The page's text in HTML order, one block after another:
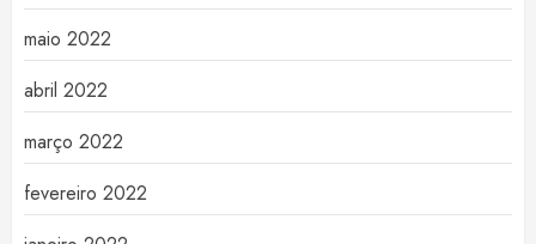
maio 2022
abril 2022
março 2022
fevereiro 2022